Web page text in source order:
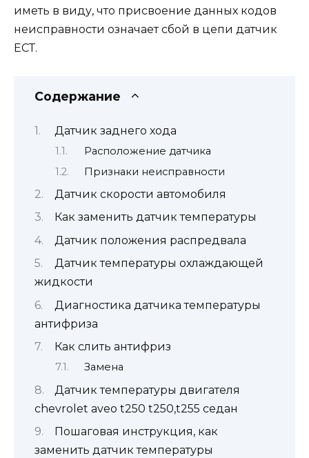
иметь в виду, что присвоение данных кодов
неисправности означает сбой в цепи датчик
ЕСТ.
Содержание
Датчик заднего хода
Расположение датчика
Признаки неисправности
Датчик скорости автомобиля
Как заменить датчик температуры
Датчик положения распредвала
Датчик температуры охлаждающей
жидкости
Диагностика датчика температуры
антифриза
Как слить антифриз
Замена
Датчик температуры двигателя
chevrolet aveo t250 t250,t255 седан
Пошаговая инструкция, как
заменить датчик температуры